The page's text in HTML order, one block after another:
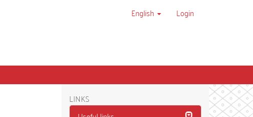
English Login
LINKS